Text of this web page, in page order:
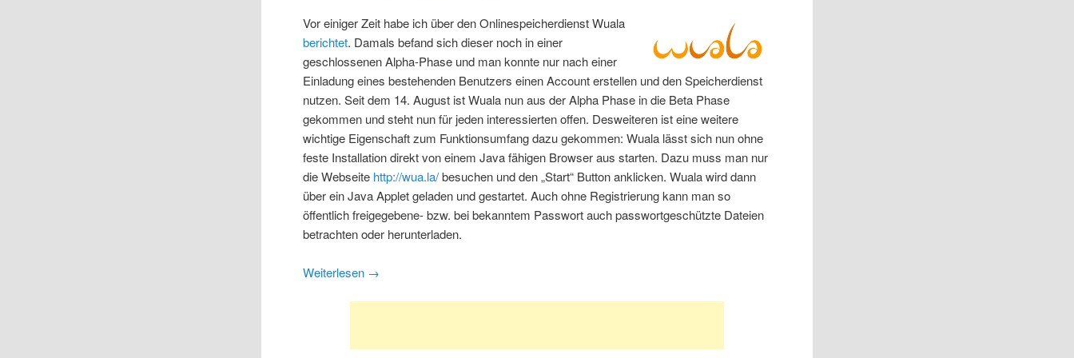
Vor einiger Zeit habe ich über den Onlinespeicherdienst Wuala
berichtet. Damals befand sich dieser noch in einer
geschlossenen Alpha-Phase und man konnte nur nach einer
Einladung eines bestehenden Benutzers einen Account erstellen und den Speicherdienst
nutzen. Seit dem 14. August ist Wuala nun aus der Alpha Phase in die Beta Phase
gekommen und steht nun für jeden interessierten offen. Desweiteren ist eine weitere
wichtige Eigenschaft zum Funktionsumfang dazu gekommen: Wuala lässt sich nun ohne
feste Installation direkt von einem Java fähigen Browser aus starten. Dazu muss man nur
die Webseite http://wua.la/besuchen und den „Start“ Button anklicken. Wuala wird dann
über ein Java Applet geladen und gestartet. Auch ohne Registrierung kann man so
öffentlich freigegebene- bzw. bei bekanntem Passwort auch passwortgeschützte Dateien
betrachten oder herunterladen.
Weiterlesen →